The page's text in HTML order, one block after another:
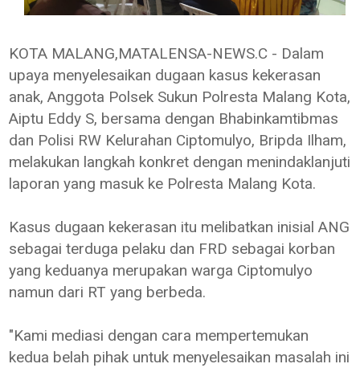
KOTA MALANG,MATALENSA-NEWS.C - Dalam
upaya menyelesaikan dugaan kasus kekerasan
anak, Anggota Polsek Sukun Polresta Malang Kota,
Aiptu Eddy S, bersama dengan Bhabinkamtibmas
dan Polisi RW Kelurahan Ciptomulyo, Bripda Ilham,
melakukan langkah konkret dengan menindaklanjuti
laporan yang masuk ke Polresta Malang Kota.
Kasus dugaan kekerasan itu melibatkan inisial ANG
sebagai terduga pelaku dan FRD sebagai korban
yang keduanya merupakan warga Ciptomulyo
namun dari RT yang berbeda.
"Kami mediasi dengan cara mempertemukan
kedua belah pihak untuk menyelesaikan masalah ini